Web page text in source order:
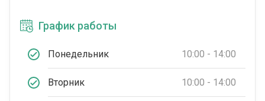
График работы
Понедельник 10:00 - 14:00
Вторник 10:00 - 14:00